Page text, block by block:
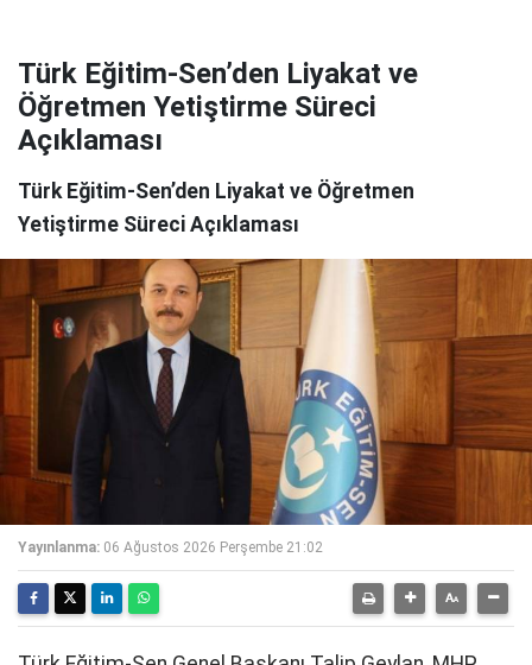
Türk Eğitim-Sen’den Liyakat ve
Öğretmen Yetiştirme Süreci
Açıklaması
Türk Eğitim-Sen’den Liyakat ve Öğretmen
Yetiştirme Süreci Açıklaması
Yayınlanma: 06 Ağustos 2026 Perşembe 21:02